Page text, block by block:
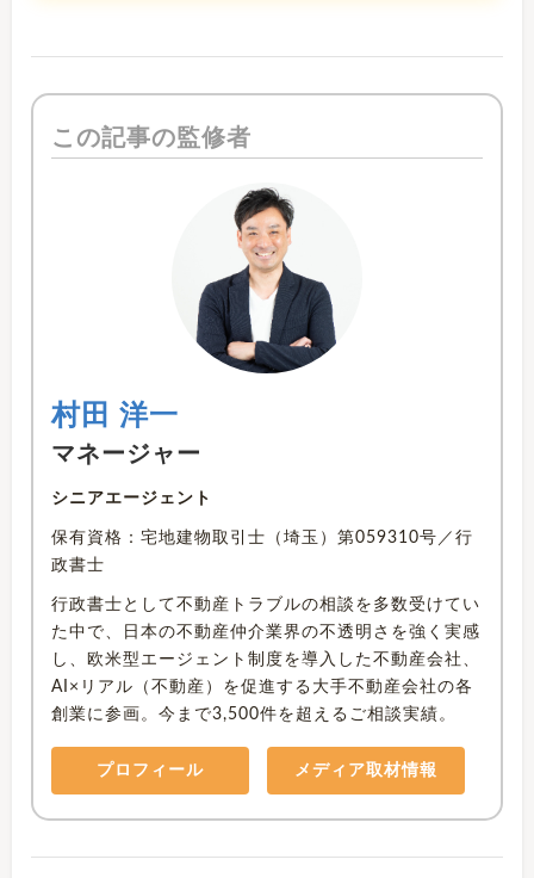
この記事の監修者
村田 洋一
マネージャー
シニアエージェント
保有資格：宅地建物取引士（埼玉）第059310号／行
政書士
行政書士として不動産トラブルの相談を多数受けてい
た中で、日本の不動産仲介業界の不透明さを強く実感
し、欧米型エージェント制度を導入した不動産会社、
AI×リアル（不動産）を促進する大手不動産会社の各
創業に参画。今まで3,500件を超えるご相談実績。
プロフィール メディア取材情報